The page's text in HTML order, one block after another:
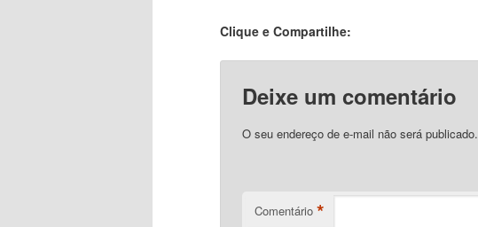
Clique e Compartilhe:
Deixe um comentário
O seu endereço de e-mail não será publicado.
Comentário *